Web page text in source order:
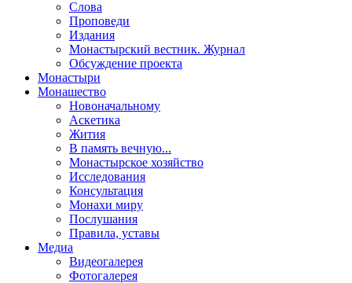
Слова
Проповеди
Издания
Монастырский вестник. Журнал
Обсуждение проекта
Монастыри
Монашество
Новоначальному
Аскетика
Жития
В память вечную...
Монастырское хозяйство
Исследования
Консультация
Монахи миру
Послушания
Правила, уставы
Медиа
Видеогалерея
Фотогалерея